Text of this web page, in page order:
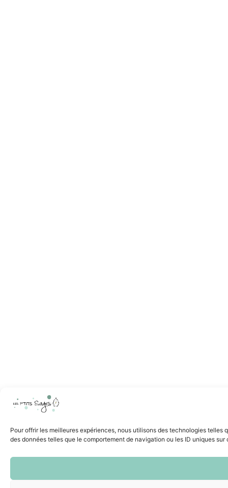
Pour offrir les meilleures expériences, nous utilisons des technologies
des données telles que le comportement de navigation ou les ID uniques